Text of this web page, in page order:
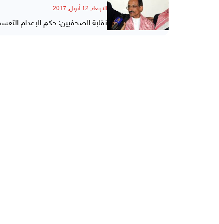
الاربعاء, 12 أبريل, 2017
نقابة الصحفيين: حكم الإعدام